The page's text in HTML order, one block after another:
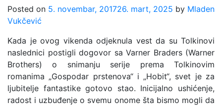
Posted on 5. novembar, 201726. mart, 2025 by Mladen
Vukčević
Kada je ovog vikenda odjeknula vest da su Tolkinovi
naslednici postigli dogovor sa Varner Braders (Warner
Brothers) o snimanju serije prema Tolkinovim
romanima „Gospodar prstenova“ i „Hobit“, svet je za
ljubitelje fantastike gotovo stao. Inicijalno ushićenje,
radost i uzbuđenje o svemu onome šta bismo mogli da